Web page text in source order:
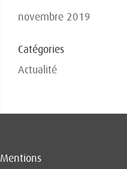
novembre 2019
Catégories
Actualité
Mentions